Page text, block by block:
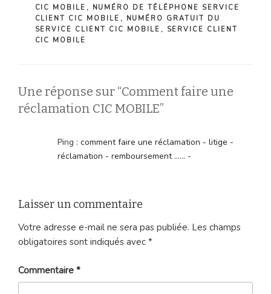
CIC MOBILE , NUMÉRO DE TÉLÉPHONE SERVICE
CLIENT CIC MOBILE , NUMÉRO GRATUIT DU
SERVICE CLIENT CIC MOBILE , SERVICE CLIENT
CIC MOBILE
Une réponse sur “Comment faire une
réclamation CIC MOBILE”
Ping : comment faire une réclamation - litige -
réclamation - remboursement ...... -
Laisser un commentaire
Votre adresse e-mail ne sera pas publiée. Les champs
obligatoires sont indiqués avec *
Commentaire *